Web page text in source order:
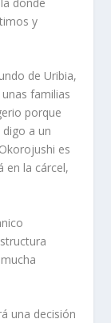
y
de Uribia,
familias
porque
digo a un
es
en la cárcel,
una decisión